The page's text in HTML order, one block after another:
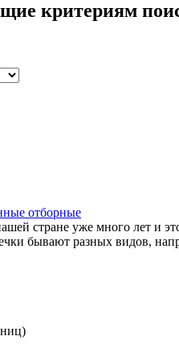
критериям
отборные
стране уже много лет и
бывают разных видов,